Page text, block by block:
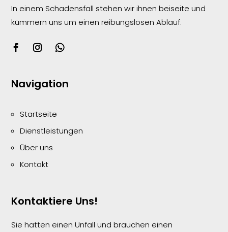
In einem Schadensfall stehen wir ihnen beiseite und
kümmern uns um einen reibungslosenAblauf.
Navigation
Startseite
Dienstleistungen
Über uns
Kontakt
Kontaktiere Uns!
Sie hatten einen Unfall und brauchen einen